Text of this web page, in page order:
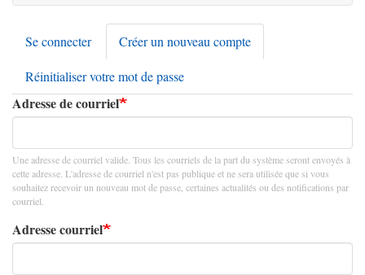
Onglets
principaux
Se connecter Créer un nouveau compte
actif)
Réinitialiser votre mot de passe
Adresse de courriel
Une adresse de courriel valide. Tous les courriels de la part du système seront envoyés à
cette adresse. L'adresse de courriel n'est pas publique et ne sera utilisée que si vous
souhaitez recevoir un nouveau mot de passe, certaines actualités ou des notifications par
courriel.
Adresse courriel